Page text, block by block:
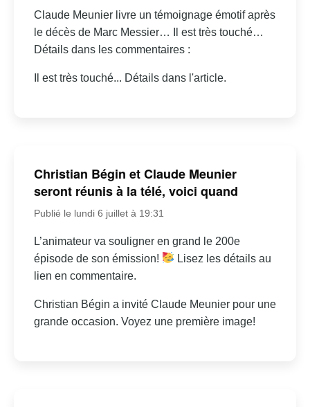
Claude Meunier livre un témoignage émotif après
le décès de Marc Messier… Il est très touché…
Détails dans les commentaires :
Il est très touché... Détails dans l'article.
Christian Bégin et Claude Meunier
seront réunis à la télé, voici quand
Publié le lundi 6 juillet à 19:31
L’animateur va souligner en grand le 200e
épisode de son émission!
Lisez les détails au
lien en commentaire.
Christian Bégin a invité Claude Meunier pour une
grande occasion. Voyez une première image!